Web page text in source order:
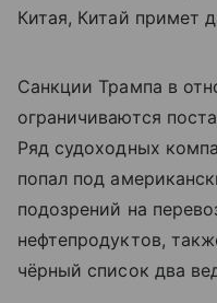
Китая, Китай примет
Санкции Трампа в
ограничиваются
Ряд судоходных
попал под
подозрений на
нефтепродуктов,
чёрный список два